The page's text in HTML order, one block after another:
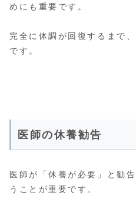
めにも重要です。
完全に体調が回復するまで
です。
医師の休養勧告
医師が「休養が必要」と勧
うことが重要です。